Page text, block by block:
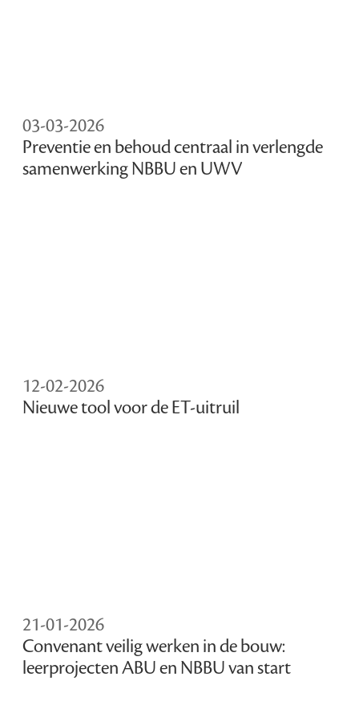
03-03-2026
Preventie en behoud centraal in verlengde
samenwerking NBBU en UWV
12-02-2026
Nieuwe tool voor de ET-uitruil
21-01-2026
Convenant veilig werken in de bouw:
leerprojecten ABU en NBBU van start